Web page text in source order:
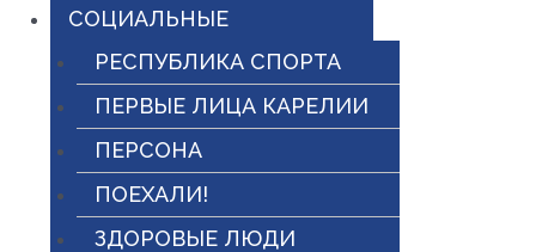
СОЦИАЛЬНЫЕ
РЕСПУБЛИКА СПОРТА
ПЕРВЫЕ ЛИЦА КАРЕЛИИ
ПЕРСОНА
ПОЕХАЛИ!
ЗДОРОВЫЕ ЛЮДИ